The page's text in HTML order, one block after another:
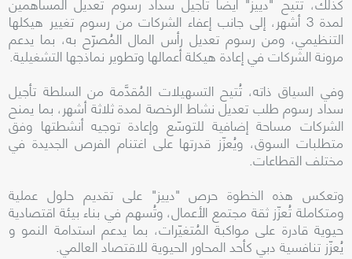
لمدة 3 أشهر، إلى جانب إعفاء الشركات من رسوم تغيير هيكلها
التنظيمي، ومن رسوم تعديل رأس المال المُصرّح به، بما يدعم
مرونة الشركات في إعادة هيكلة أعمالها وتطوير نماذجها التشغيلية.
وفي السياق ذاته، تُتيح التسهيلات المُقدَّمة من السلطة تأجيل
سداد رسوم طلب تعديل نشاط الرخصة لمدة ثلاثة أشهر، بما يمنح
الشركات مساحة إضافية للتوسّع وإعادة توجيه أنشطتها وفق
متطلبات السوق، ويُعزّز قدرتها على اغتنام الفرص الجديدة في
مختلف القطاعات.
وتعكس هذه الخطوة حرص "دييز" على تقديم حلول عملية
ومتكاملة تُعزّز ثقة مجتمع الأعمال، وتُسهم في بناء بيئة اقتصادية
حيوية قادرة على مواكبة المُتغيّرات، بما يدعم استدامة النمو و
يُعزّز تنافسية دبي كأحد المحاور الحيوية للاقتصاد العالمي.